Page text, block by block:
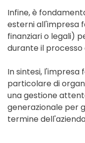
Infine, è
esterni all'impresa
finanziari o legali)
durante il processo
In sintesi,
particolare di
una gestione
generazionale per
termine